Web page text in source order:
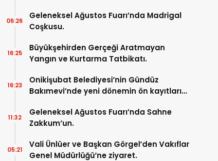
Geleneksel Ağustos Fuarı’nda Madrigal
Coşkusu.
06:26
Büyükşehirden Gerçeği Aratmayan
Yangın ve Kurtarma Tatbikatı.
16:25
Onikişubat Belediyesi’nin Gündüz
Bakımevi’nde yeni dönemin ön kayıtları
16:23
Geleneksel Ağustos Fuarı’nda Sahne
Zakkum’un.
11:32
Vali Ünlüer ve Başkan Görgel’den Vakıflar
Genel Müdürlüğü’ne ziyaret.
05:21